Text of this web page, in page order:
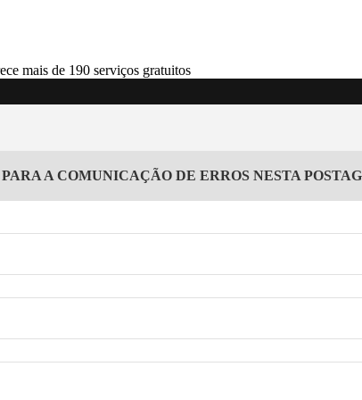
PARA A COMUNICAÇÃO DE ERROS NESTA